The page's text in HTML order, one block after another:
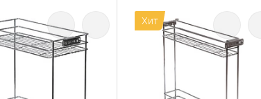
Хит